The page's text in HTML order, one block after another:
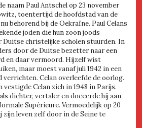
naam Paul Antschel op 23 november
toentertijd de hoofdstad van de
behorend bij de Oekraïne. Paul Celans
joden die hun zoon joods
Duitse christelijke scholen stuurden. In
door de Duitse bezetter naar een
en daar vermoord. Hijzelf wist
maar moest vanaf juli 1942 in een
Celan overleefde de oorlog.
vestigde Celan zich in 1948 in Parijs.
dichter, vertaler en doceerde hij aan
Supérieure. Vermoedelijk op 20
zijn leven zelf door in de Seine te